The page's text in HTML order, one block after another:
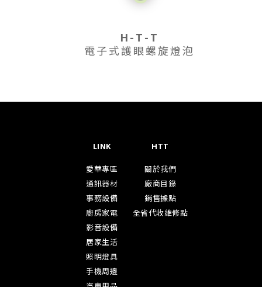
H-T-T
電子式護眼螺旋燈泡
LINK
愛華專區
通訊器材
事務設備
廚房家電
影音設備
居家生活
照明燈具
手機周邊
HTT
關於我們
廠商目錄
銷售據點
全省代收維修點